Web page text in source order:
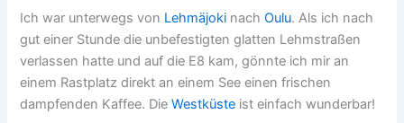
Ich war unterwegs von Lehmäjoki nachOulu. Als ich nach
gut einer Stunde die unbefestigten glatten Lehmstraßen
verlassen hatte und auf die E8 kam, gönnte ich mir an
einem Rastplatz direkt an einem See einen frischen
dampfenden Kaffee. DieWestküste ist einfach wunderbar!